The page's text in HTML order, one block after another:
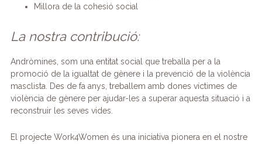
Millora de la cohesió social
La nostra contribució:
Andròmines, som una entitat social que treballa per a la
promoció de la igualtat de gènere i la prevenció de la violència
masclista. Des de fa anys, treballem amb dones víctimes de
violència de gènere per ajudar-les a superar aquesta situació i a
reconstruir les seves vides.
El projecte Work4Women és una iniciativa pionera en el nostre